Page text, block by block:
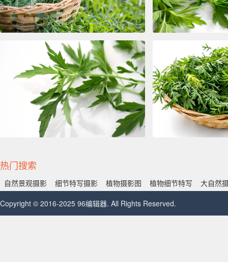
热门搜索
自然景观摄影 细节特写摄影 植物摄影图 植物细节特写
大自然
Copyright © 2016-2025 96编辑器. All Rights Reserved.